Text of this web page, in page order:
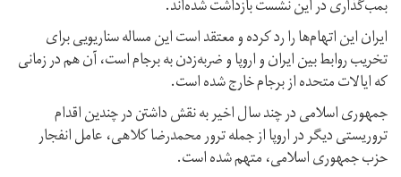
بمب‌گذاری در این نشست بازداشت شده‌اند.
ایران این اتهام‌ها را رد کرده و معتقد است این مساله سناریویی برای
تخریب روابط بین ایران و اروپا و ضربه‌زدن به برجام است، آن هم در زمانی
که ایالات ‌متحده از برجام خارج شده است.
جمهوری اسلامی در چند سال اخیر به نقش داشتن در چندین اقدام
تروریستی دیگر در اروپا از جمله ترور محمدرضا کلاهی، عامل انفجار
حزب جمهوری اسلامی، متهم شده است.